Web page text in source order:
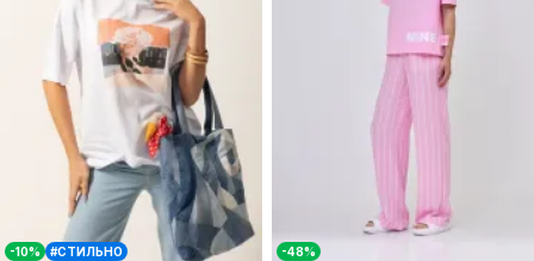
-10% #СТИЛЬНО -48%